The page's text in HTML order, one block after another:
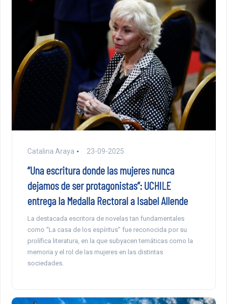
Catalina Araya 23-09-2025
“Una escritura donde las mujeres nunca
dejamos de ser protagonistas”: UCHILE
entrega la Medalla Rectoral a Isabel Allende
La destacada escritora de novelas tan fundamentales
como “La casa de los espíritus” fue reconocida por su
prolífica literatura, en la que subyacen temáticas como la
memoria y el rol de las mujeres en las distintas
sociedades.